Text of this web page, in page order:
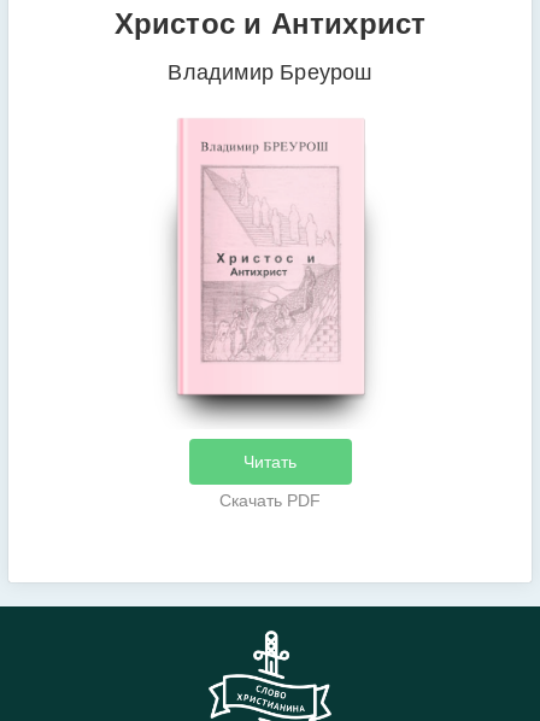
Христос и Антихрист
Владимир Бреурош
Читать
Скачать PDF